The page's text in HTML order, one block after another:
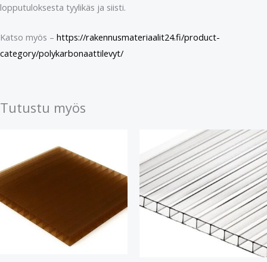
lopputuloksesta tyylikäs ja siisti.
Katso myös – https://rakennusmateriaalit24.fi/product-
category/polykarbonaattilevyt/
Tutustu myös